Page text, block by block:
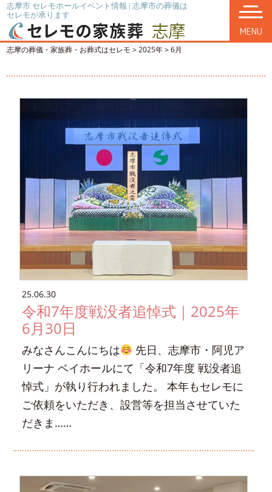
志摩市 セレモホールイベント情報 | 志摩市の葬儀は
セレモが承ります
MENU
志摩の葬儀・家族葬・お葬式はセレモ >2025年>6月
25.06.30
令和7年度戦没者追悼式｜2025年
6月30日
みなさんこんにちは
先日、志摩市・阿児ア
リーナ ベイホールにて「令和7年度 戦没者追
悼式」が執り行われました。 本年もセレモに
ご依頼をいただき、設営等を担当させていた
だきま……